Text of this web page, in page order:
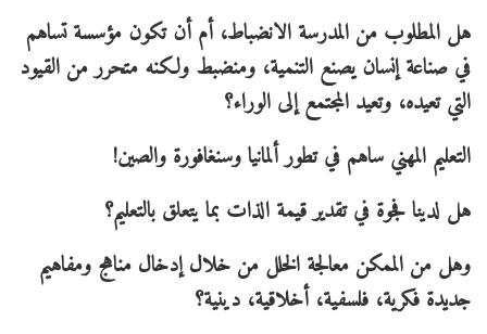
هل المطلوب من المدرسة الانضباط، أم أن تكون مؤسسة تساهم
في صناعة إنسان يصنع التنمية، ومنضبط ولكنه متحرر من القيود
التي تعيده، وتعيد المجتمع إلى الوراء؟
التعليم المهني ساهم في تطور ألمانيا وسنغافورة والصين!
هل لدينا فجوة في تقدير قيمة الذات بما يتعلق بالتعليم؟
وهل من الممكن معالجة الخلل من خلال إدخال مناهج ومفاهيم
جديدة فكرية، فلسفية، أخلاقية، دينية؟